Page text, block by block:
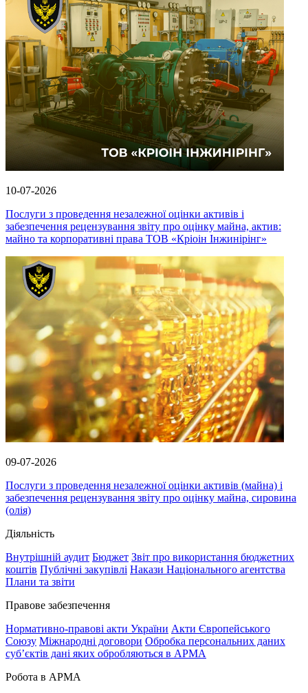
10-07-2026
Послуги з проведення незалежної оцінки активів і
забезпечення рецензування звіту про оцінку майна, актив:
майно та корпоративні права ТОВ «Кріоін Інжинірінг»
09-07-2026
Послуги з проведення незалежної оцінки активів (майна) і
забезпечення рецензування звіту про оцінку майна, сировина
(олія)
Діяльність
Внутрішній аудит Бюджет Звіт про використання бюджетних
коштів Публічні закупівлі Накази Національного агентства
Плани та звіти
Правове забезпечення
Нормативно-правові акти України Акти Європейського
Союзу Міжнародні договори Обробка персональних даних
субʼєктів дані яких обробляються в АРМА
Робота в АРМА